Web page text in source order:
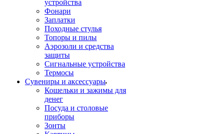
устройства
Фонари
Заплатки
Походные стулья
Топоры и пилы
Аэрозоли и средства
защиты
Сигнальные устройства
Термосы
Сувениры и аксессуары
Кошельки и зажимы для
денег
Посуда и столовые
приборы
Зонты